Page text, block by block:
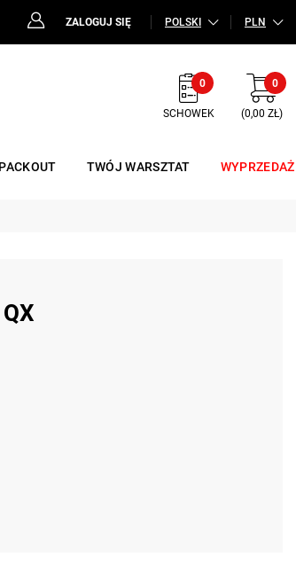
ZALOGUJ SIĘ POLSKI PLN
0
SCHOWEK
0
(0,00 ZŁ)
TWÓJ WARSZTAT WYPRZEDAŻ